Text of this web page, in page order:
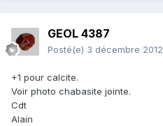
GEOL 4387
Posté(e) 3 décembre 2012
+1 pour calcite.
Voir photo chabasite jointe.
Cdt
Alain